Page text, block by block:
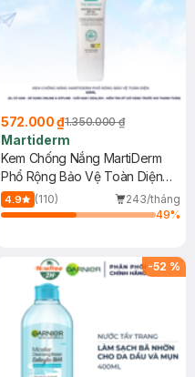
572.000 ₫1.350.000 ₫
Martiderm
Kem Chống Nắng MartiDerm
Phổ Rộng Bảo Vệ Toàn Diện
40ml
4.9 (110)
243/tháng
49%
-52 %